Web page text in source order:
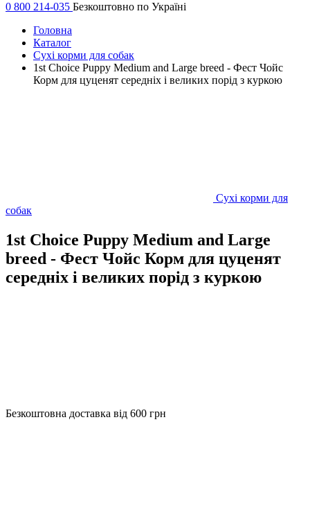
0 800 214-035 Безкоштовно по Україні
Головна
Каталог
Сухі корми для собак
1st Choice Puppy Medium and Large breed - Фест Чойс
Корм ​​для цуценят середніх і великих порід з куркою
Сухі корми для
собак
1st Choice Puppy Medium and Large
breed - Фест Чойс Корм ​​для цуценят
середніх і великих порід з куркою
Безкоштовна доставка від 600 грн